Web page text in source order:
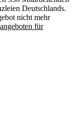
Deutschlands.
nicht mehr
für